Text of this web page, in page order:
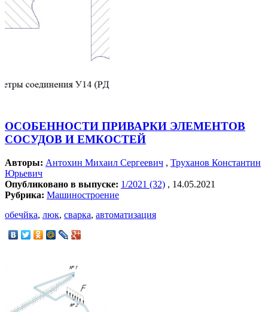
ОСОБЕННОСТИ ПРИВАРКИ ЭЛЕМЕНТОВ
СОСУДОВ И ЕМКОСТЕЙ
Авторы: Антохин Михаил Сергеевич , Труханов Константин
Юрьевич
Опубликовано в выпуске: 1/2021 (32) , 14.05.2021
Рубрика: Машиностроение
обечйка, люк, сварка, автоматизация